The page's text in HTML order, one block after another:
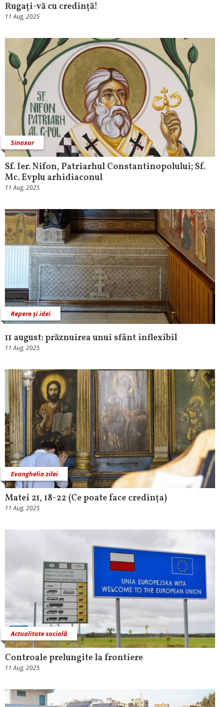
Rugați-vă cu credință!
11 Aug, 2025
Sinaxar
Sf. Ier. Nifon, Patriarhul Constantinopolului; Sf.
Mc. Evplu arhidiaconul
11 Aug, 2025
Repere și idei
11 august: prăznuirea unui sfânt inflexibil
11 Aug, 2025
Evanghelia zilei
Matei 21, 18-22 (Ce poate face credința)
11 Aug, 2025
Actualitate socială
Controale prelungite la frontiere
11 Aug, 2025